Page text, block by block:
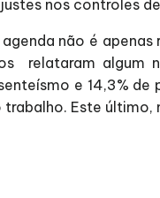
nos controles
não é
relataram algum
e 14,3%
Este